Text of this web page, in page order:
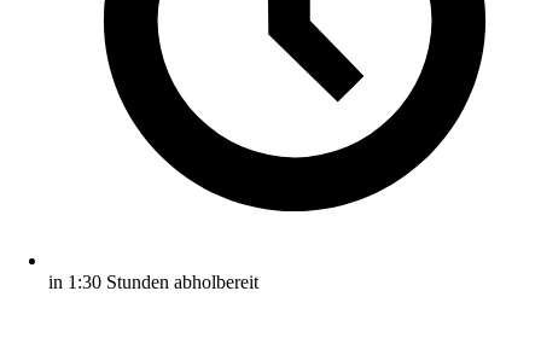
in 1:30 Stunden abholbereit